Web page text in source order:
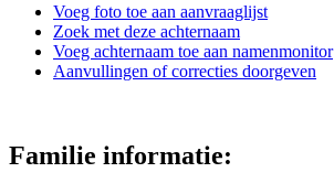
Voeg foto toe aan aanvraaglijst
Zoek met deze achternaam
Voeg achternaam toe aan namenmonitor
Aanvullingen of correcties doorgeven
Familie informatie: